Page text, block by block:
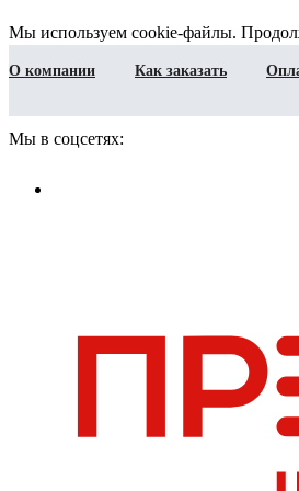
Мы используем cookie-файлы.
О компании Как заказать
Мы в соцсетях: